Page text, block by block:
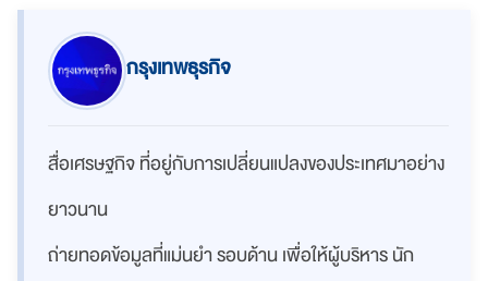
กรุงเทพธุรกิจ
สื่อเศรษฐกิจ ที่อยู่กับการเปลี่ยนแปลงของประเทศมาอย่าง
ยาวนาน
ถ่ายทอดข้อมูลที่แม่นยำ รอบด้าน เพื่อให้ผู้บริหาร นัก